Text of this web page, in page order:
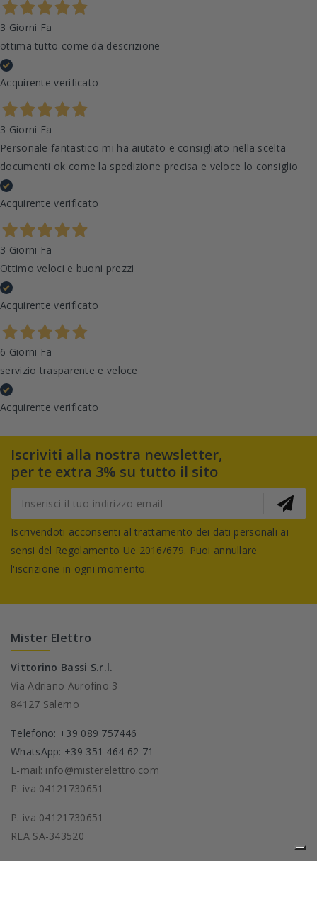
3 Giorni Fa
ottima tutto come da descrizione
Acquirente verificato
3 Giorni Fa
Personale fantastico mi ha aiutato e consigliato nella scelta
documenti ok come la spedizione precisa e veloce lo consiglio
Acquirente verificato
3 Giorni Fa
Ottimo veloci e buoni prezzi
Acquirente verificato
6 Giorni Fa
servizio trasparente e veloce
Acquirente verificato
Iscriviti alla nostra newsletter,
per te extra 3% su tutto il sito
Iscrivendoti acconsenti al trattamento dei dati personali ai
sensi del Regolamento Ue 2016/679. Puoi annullare
l'iscrizione in ogni momento.
Mister Elettro
Vittorino Bassi S.r.l.
Via Adriano Aurofino 3
84127 Salerno
Telefono: +39 089 757446
WhatsApp: +39 351 464 62 71
E-mail: info@misterelettro.com
P. iva 04121730651
P. iva 04121730651
REA SA-343520